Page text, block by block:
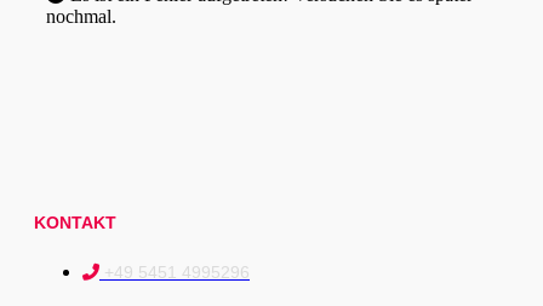
nochmal.
KONTAKT
+49 5451 4995296